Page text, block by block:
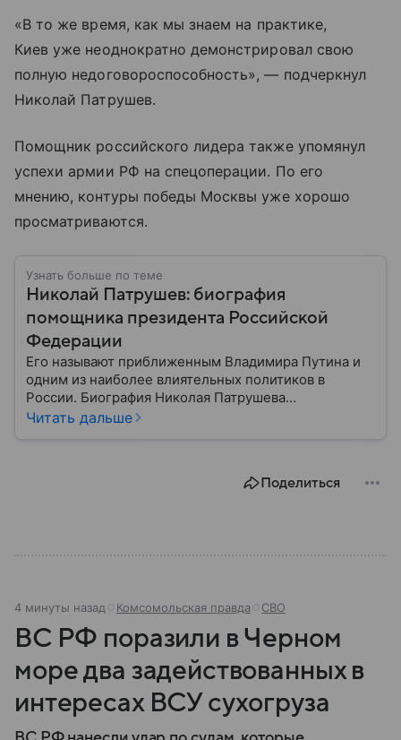
«В то же время, как мы знаем на практике,
Киев уже неоднократно демонстрировал свою
полную недоговороспособность», — подчеркнул
Николай Патрушев.
Помощник российского лидера также упомянул
успехи армии РФ на спецоперации. По его
мнению, контуры победы Москвы уже хорошо
просматриваются.
Узнать больше по теме
Николай Патрушев: биография
помощника президента Российской
Федерации
Его называют приближенным Владимира Путина и
одним из наиболее влиятельных политиков в
России. Биография Николая Патрушева
действительно тесно связана с работой президента
Читать дальше
Поделиться
4 минуты назад Комсомольская правда СВО
ВС РФ поразили в Черном
море два задействованных в
интересах ВСУ сухогруза